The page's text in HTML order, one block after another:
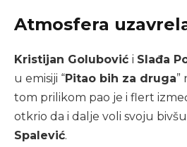
Atmosfera
Kristijan Golubović i Slađa
u emisiji “Pitao bih za druga”
tom prilikom pao je i flert
otkrio da i dalje voli svoju
Spalević.